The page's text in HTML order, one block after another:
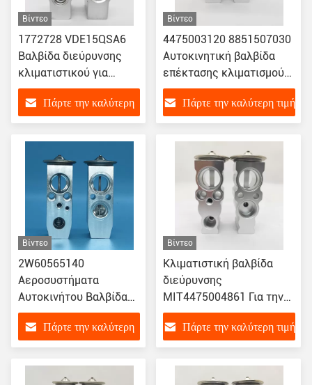
Βίντεο
1772728 VDE15QSA6
Βαλβίδα διεύρυνσης
κλιματιστικού για
αυτοκίνητο
Πάρτε την καλύτερη
Βίντεο
4475003120 8851507030
Αυτοκινητική βαλβίδα
επέκτασης κλιματισμού
για το 2006-2011 Toyota
Camry 2.4
Πάρτε την καλύτερη τιμή
Βίντεο
2W60565140
Αεροσυστήματα
Αυτοκινήτου Βαλβίδα
Διεύρυνσης Για NISSAN
TEANA J31S CALSONIC
TYPE CEFIRO
Πάρτε την καλύτερη
Βίντεο
Κλιματιστική βαλβίδα
διεύρυνσης
MIT4475004861 Για την
Toyota Hilux
Πάρτε την καλύτερη τιμή